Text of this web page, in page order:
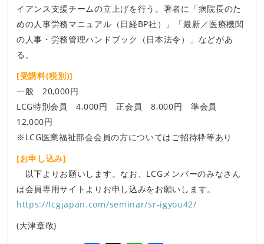
イアンス支援チームの立上げを行う。著者に「病院長のた
めの人事労務マニュアル（日経BP社）」「最新／医療機関
の人事・労務管理ハンドブック（日本法令）」などがあ
る。
[受講料(税別)]
一般 20,000円
LCG特別会員 4,000円 正会員 8,000円 準会員
12,000円
※LCG医業福祉部会会員の方についてはご招待枠等あり
[お申し込み]
以下よりお願いします。なお、LCGメンバーのみなさん
は会員専用サイトよりお申し込みをお願いします。
https://lcgjapan.com/seminar/sr-igyou42/
(大津章敬)